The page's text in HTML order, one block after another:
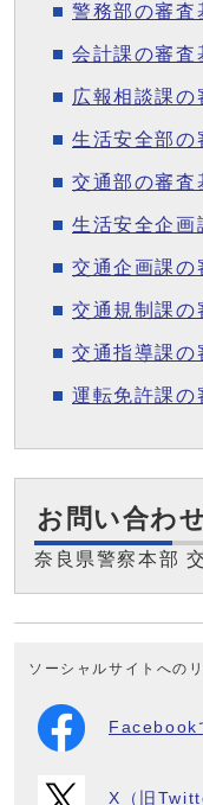
警務部の審査
会計課の審査
広報相談課の
生活安全部の
交通部の審査
生活安全企画
交通企画課の
交通規制課の
交通指導課の
運転免許課の
お問い合わ
奈良県警察本部
ソーシャルサイトへの
Facebook
X（旧